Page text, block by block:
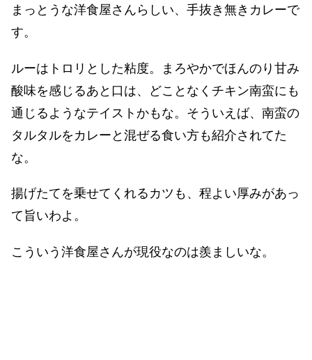
まっとうな洋食屋さんらしい、手抜き無きカレーで
す。
ルーはトロリとした粘度。まろやかでほんのり甘み
酸味を感じるあと口は、どことなくチキン南蛮にも
通じるようなテイストかもな。そういえば、南蛮の
タルタルをカレーと混ぜる食い方も紹介されてた
な。
揚げたてを乗せてくれるカツも、程よい厚みがあっ
て旨いわよ。
こういう洋食屋さんが現役なのは羨ましいな。